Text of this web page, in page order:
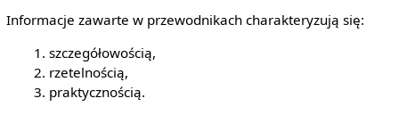
Informacje zawarte w przewodnikach charakteryzują się:
szczegółowością,
rzetelnością,
praktycznością.